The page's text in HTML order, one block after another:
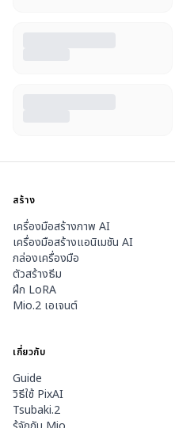
สร้าง
เครื่องมือสร้างภาพ AI
เครื่องมือสร้างแอนิเมชัน AI
กล่องเครื่องมือ
ตัวสร้างธีม
ฝึก LoRA
Mio.2 เอเจนต์
เกี่ยวกับ
Guide
วิธีใช้ PixAI
Tsubaki.2